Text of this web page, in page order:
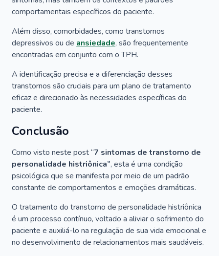
comportamentais específicos do paciente.
Além disso, comorbidades, como transtornos
depressivos ou de ansiedade, são frequentemente
encontradas em conjunto com o TPH.
A identificação precisa e a diferenciação desses
transtornos são cruciais para um plano de tratamento
eficaz e direcionado às necessidades específicas do
paciente.
Conclusão
Como visto neste post “7 sintomas de transtorno de
personalidade histriônica”, esta é uma condição
psicológica que se manifesta por meio de um padrão
constante de comportamentos e emoções dramáticas.
O tratamento do transtorno de personalidade histriônica
é um processo contínuo, voltado a aliviar o sofrimento do
paciente e auxiliá-lo na regulação de sua vida emocional e
no desenvolvimento de relacionamentos mais saudáveis.